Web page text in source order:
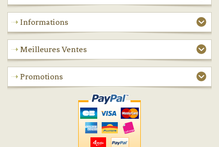
Informations
Meilleures Ventes
Promotions